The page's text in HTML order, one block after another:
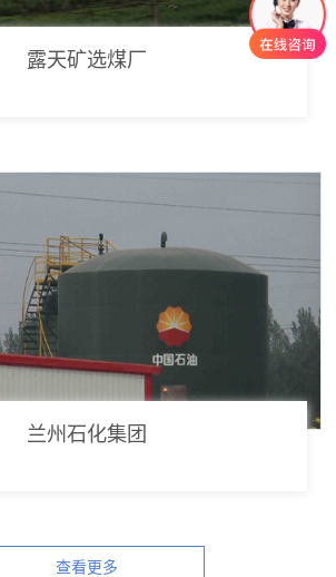
露天矿选煤厂
兰州石化集团
查看更多